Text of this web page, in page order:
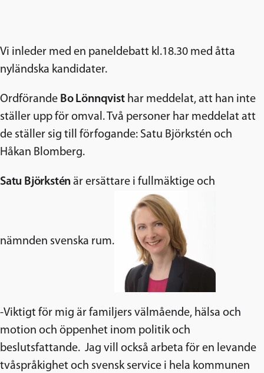
Vi inleder med en paneldebatt kl.18.30 med åtta
nyländska kandidater.
Ordförande Bo Lönnqvisthar meddelat, att han inte
ställer upp för omval. Två personer har meddelat att
de ställer sig till förfogande: Satu Björkstén och
Håkan Blomberg.
Satu Björkstén är ersättare i fullmäktige och
nämnden svenska rum.
-Viktigt för mig är familjers välmående, hälsa och
motion och öppenhet inom politik och
beslutsfattande. Jag vill också arbeta för en levande
tvåspråkighet och svensk service i hela kommunen